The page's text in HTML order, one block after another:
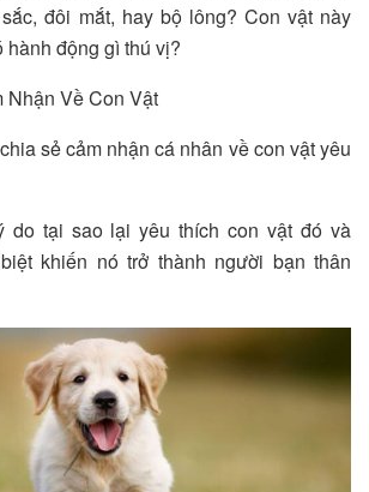
đôi mắt, hay bộ lông? Con vật này
hành động gì thú vị?
Nhận Về Con Vật
sẻ cảm nhận cá nhân về con vật yêu
do tại sao lại yêu thích con vật đó và
khiến nó trở thành người bạn thân